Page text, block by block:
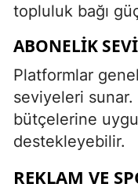
topluluk bağı
ABONELIK
Platformlar
seviyeleri
bütçelerine
destekleyebilir.
REKLAM VE